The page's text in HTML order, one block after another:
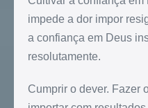
impede a dor impor
a confiança em Deus
resolutamente.
Cumprir o dever. Fazer